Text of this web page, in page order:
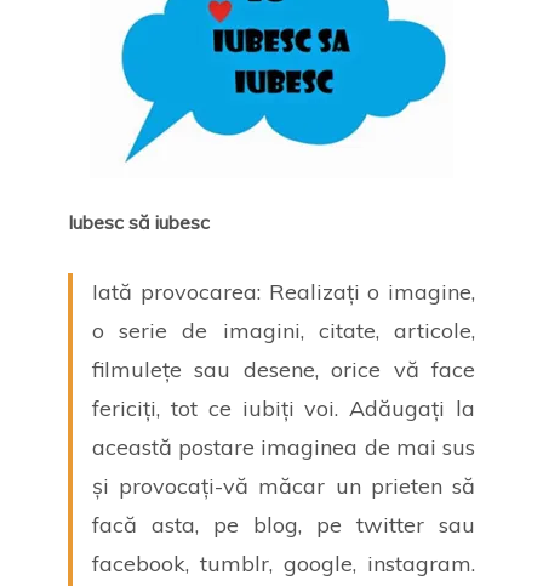
Iubesc să iubesc
Iată provocarea: Realizați o imagine,
o serie de imagini, citate, articole,
filmulețe sau desene, orice vă face
fericiți, tot ce iubiți voi. Adăugați la
această postare imaginea de mai sus
și provocați-vă măcar un prieten să
facă asta, pe blog, pe twitter sau
facebook, tumblr, google, instagram.